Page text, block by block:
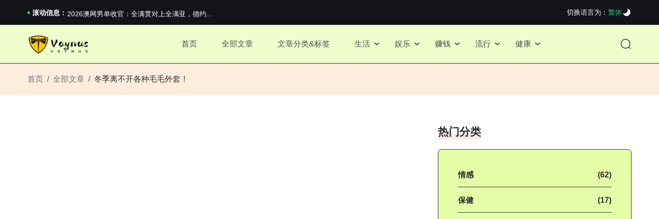
滚动信息： 2026澳网男单收官：全满贯对上全满亚，德约...
《巅峰守卫 Highguard》正式上线，官...
2026澳网男单收官：全满贯对上全满亚，德约...
切换语言为： 繁体
首页 全部文章 文章分类&标签 生活 娱乐 赚钱 流行 健康
首页 全部文章 冬季离不开各种毛毛外套！
热门分类
情感 (62)
保健 (17)